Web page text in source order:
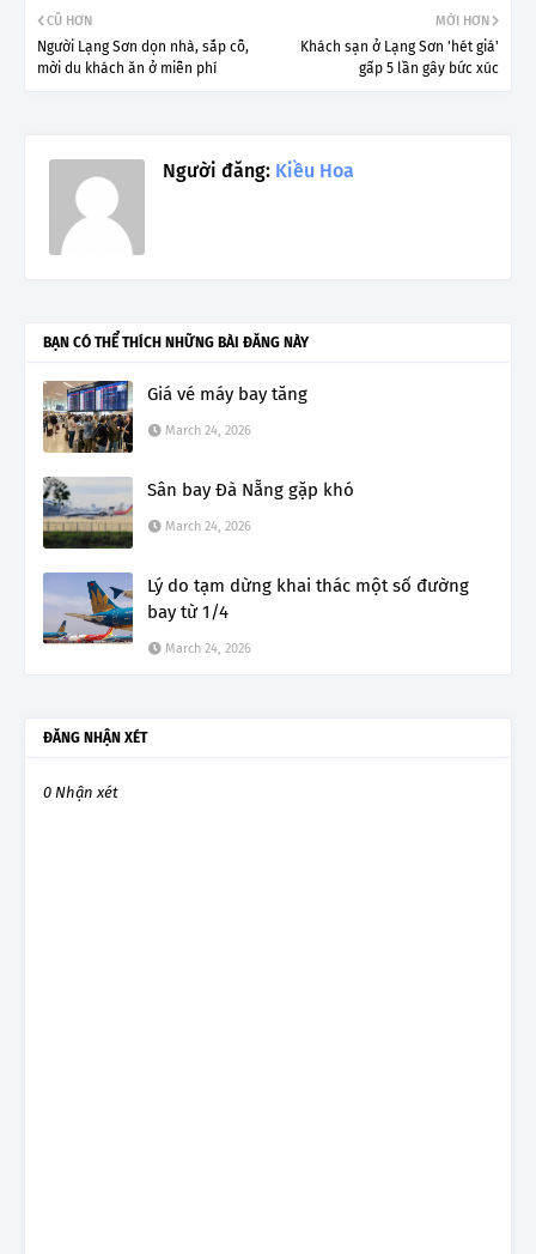
MỚI HƠN
Khách sạn ở Lạng Sơn 'hét giá'
gấp 5 lần gây bức xúc
CŨ HƠN
Người Lạng Sơn dọn nhà, sắp cỗ,
mời du khách ăn ở miễn phí
Người đăng: Kiều Hoa
BẠN CÓ THỂ THÍCH NHỮNG BÀI ĐĂNG NÀY
Giá vé máy bay tăng
March 24, 2026
Sân bay Đà Nẵng gặp khó
March 24, 2026
Lý do tạm dừng khai thác một số đường
bay từ 1/4
March 24, 2026
ĐĂNG NHẬN XÉT
0 Nhận xét